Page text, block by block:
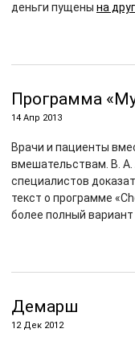
деньги пущены на
Программа
14 Апр 2013
Врачи и пациенты
вмешательствам. В.
специалистов
текст о программе
более полный вариант
Демарш
12 Дек 2012